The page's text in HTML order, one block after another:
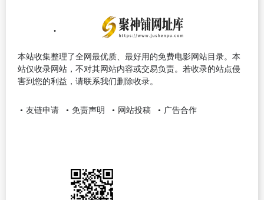
本站收集整理了全网最优质、最好用的免费电影网站目录。本
站仅收录网站，不对其网站内容或交易负责。若收录的站点侵
害到您的利益，请联系我们删除收录。
友链申请 免责声明 网站投稿 广告合作